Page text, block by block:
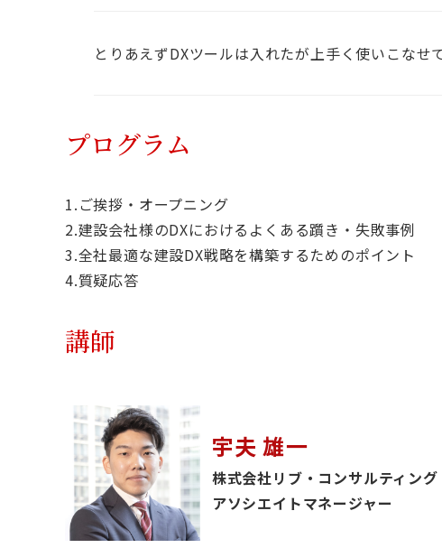
とりあえずDXツールは入れたが上手く使いこなせ
プログラム
1.ご挨拶・オープニング
2.建設会社様のDXにおけるよくある躓き・失敗事例
3.全社最適な建設DX戦略を構築するためのポイント
4.質疑応答
講師
宇夫 雄一
株式会社リブ・コンサルティング
アソシエイトマネージャー